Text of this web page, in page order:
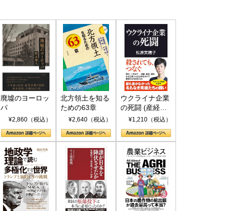
廃墟のヨーロッ
パ
¥2,860（税込）
北方領土を知る
ための63章
¥2,640（税込）
ウクライナ企業
の死闘 (産経セ
レクト S 039)
¥1,210（税込）